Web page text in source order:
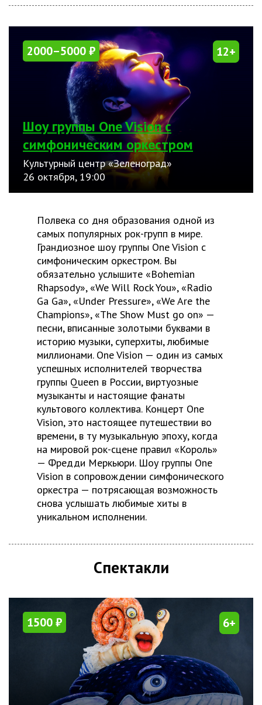
Шоу группы One Vision с
симфоническим оркестром
Культурный центр «Зеленоград»
26 октября, 19:00
2000–5000 ₽ 12+
Полвека со дня образования одной из
самых популярных рок-групп в мире.
Грандиозное шоу группы One Vision с
симфоническим оркестром. Вы
обязательно услышите «Bohemian
Rhapsody», «We Will Rock You», «Radio
Ga Ga», «Under Pressure», «We Are the
Champions», «The Show Must go on» —
песни, вписанные золотыми буквами в
историю музыки, суперхиты, любимые
миллионами. One Vision — один из самых
успешных исполнителей творчества
группы Queen в России, виртуозные
музыканты и настоящие фанаты
культового коллектива. Концерт One
Vision, это настоящее путешествии во
времени, в ту музыкальную эпоху, когда
на мировой рок-сцене правил «Король»
— Фредди Меркьюри. Шоу группы One
Vision в сопровождении симфонического
оркестра — потрясающая возможность
снова услышать любимые хиты в
уникальном исполнении.
Спектакли
1500 ₽ 6+